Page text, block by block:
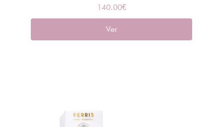
140.00€
Ver